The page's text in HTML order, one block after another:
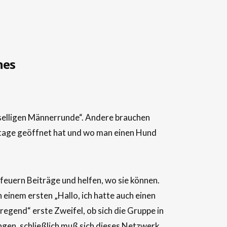
Männerrunde“. Andere brauchen
geöffnet hat und wo man einen Hund
Beiträge und helfen, wo sie können.
ersten „Hallo, ich hatte auch einen
erste Zweifel, ob sich die Gruppe in